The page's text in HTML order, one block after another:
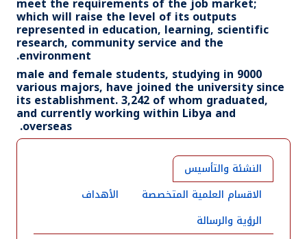
which will raise the level of its outputs
represented in education, learning, scientific
research, community service and the
environment.
9000 male and female students, studying in
various majors, have joined the university since
its establishment. 3,242 of whom graduated,
and currently working within Libya and
overseas.
النشئة والتأسيس
الاقسام العلمية المتخصصة
الأهداف
الرؤية والرسالة